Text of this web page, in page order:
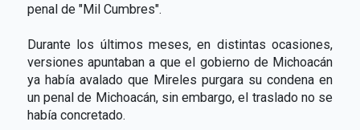
penal de "Mil Cumbres".
Durante los últimos meses, en distintas ocasiones,
versiones apuntaban a que el gobierno de Michoacán
ya había avalado que Mireles purgara su condena en
un penal de Michoacán, sin embargo, el traslado no se
había concretado.